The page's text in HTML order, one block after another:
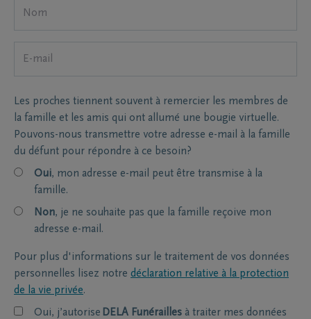
Les proches tiennent souvent à remercier les membres de
la famille et les amis qui ont allumé une bougie virtuelle.
Pouvons-nous transmettre votre adresse e-mail à la famille
du défunt pour répondre à ce besoin?
Oui, mon adresse e-mail peut être transmise à la
famille.
Non, je ne souhaite pas que la famille reçoive mon
adresse e-mail.
Pour plus d'informations sur le traitement de vos données
personnelles lisez notre déclaration relative à la protection
de la vie privée.
Oui, j’autorise DELA Funérailles à traiter mes données